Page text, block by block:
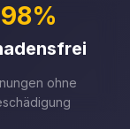
98%
ohne